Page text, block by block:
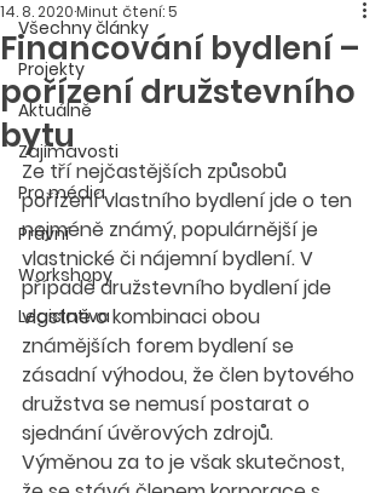
Všechny články
Projekty
Aktuálně
Zajímavosti
Pro média
Právní
Workshopy
Legislativa
Financování bydlení –
pořízení družstevního
bytu
14. 8. 2020Minut čtení: 5
Ze tří nejčastějších způsobů
pořízení vlastního bydlení jde o ten
nejméně známý, populárnější je
vlastnické či nájemní bydlení. V
případě družstevního bydlení jde
vlastně o kombinaci obou
známějších forem bydlení se
zásadní výhodou, že člen bytového
družstva se nemusí postarat o
sjednání úvěrových zdrojů.
Výměnou za to je však skutečnost,